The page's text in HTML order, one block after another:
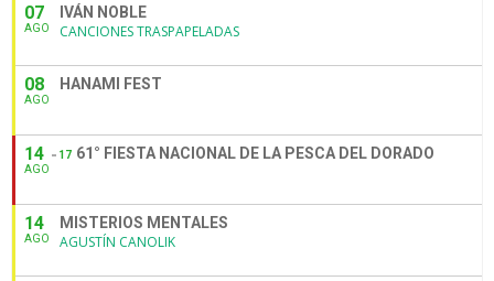
07
AGO
IVÁN NOBLE
CANCIONES TRASPAPELADAS
08
AGO
HANAMI FEST
14
AGO
17 61° FIESTA NACIONAL DE LA PESCA DEL DORADO
14
AGO
MISTERIOS MENTALES
AGUSTÍN CANOLIK